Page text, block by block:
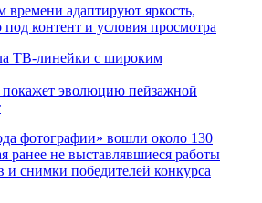
адаптируют яркость,
под контент и условия просмотра
покажет эволюцию пейзажной
фотографии» вошли около 130
ранее не выставлявшиеся работы
и снимки победителей конкурса